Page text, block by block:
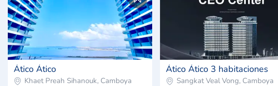
Ático Ático
Khaet Preah Sihanouk, Camboya
Ático Ático 3 habitaciones
Sangkat Veal Vong, Camboya